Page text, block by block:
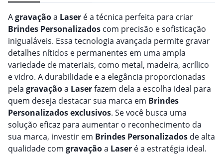
Agravaçãoa Laser é a técnica perfeita para criar
Brindes Personalizados com precisão e sofisticação
inigualáveis. Essa tecnologia avançada permite gravar
detalhes nítidos e permanentes em uma ampla
variedade de materiais, como metal, madeira, acrílico
e vidro. A durabilidade e a elegância proporcionadas
pela gravaçãoa Laserfazem dela a escolha ideal para
quem deseja destacar sua marca em Brindes
Personalizadosexclusivos. Se você busca uma
solução eficaz para aumentar o reconhecimento da
sua marca, investir em Brindes Personalizados de alta
qualidade com gravaçãoa Laser é a estratégia ideal.